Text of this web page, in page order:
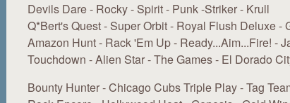
Devils Dare - Rocky - Spirit - Punk -Striker - Krull
Q*Bert's Quest - Super Orbit - Royal Flush Deluxe -
Amazon Hunt - Rack 'Em Up - Ready...Aim...Fire! -
Touchdown - Alien Star - The Games - El Dorado
Bounty Hunter - Chicago Cubs Triple Play - Tag